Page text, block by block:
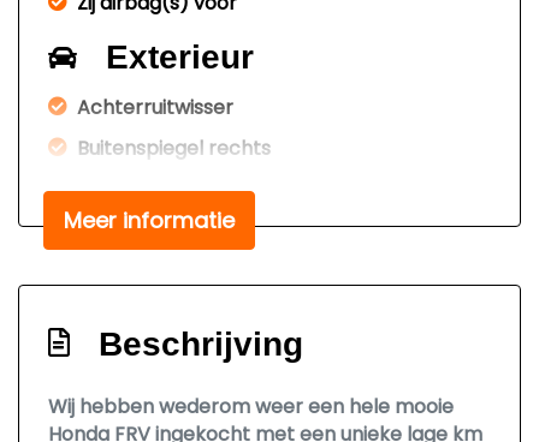
Exterieur
Achterruitwisser
Buitenspiegel rechts
Buitenspiegels elektrisch verstel- en
verwarmbaar
Centrale vergrendeling
afstandsbediening
Sportvelgen
Meer informatie
Beschrijving
Wij hebben wederom weer een hele mooie
Honda FRV ingekocht met een unieke lage km